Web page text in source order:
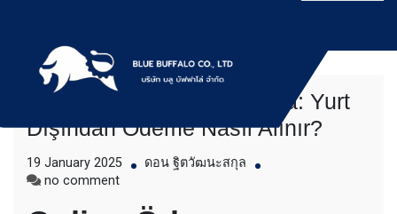
Bluebuffalo บลูบัฟฟา
โล่ ให้บริการเช่า
บริการให้เช่าเครื่องจักร สำหรับใช้งานทั่วไป
โดยเครื่องจักรที่นำมาบริการเป็นเครื่องจักรรุ่น
ใหม่ ทันสมัย ทำงานรวดเร็ว ได้ผลงานที่คุ้มค่า
ราคายุติธรรม ขุดดิน ตักหิน ตักทราย ตัก
Yurt Dışından Ödeme Alma: Yurt
Dışından Ödeme Nasıl Alınır?
19 January 2025
ดอน ฐิตวัฒนะสกุล
no commenton